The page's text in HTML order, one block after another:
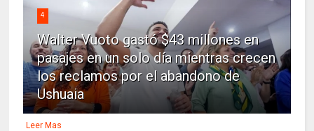
4
Walter Vuoto gastó $43 millones en
pasajes en un solo día mientras crecen
los reclamos por el abandono de
Ushuaia
Leer Mas